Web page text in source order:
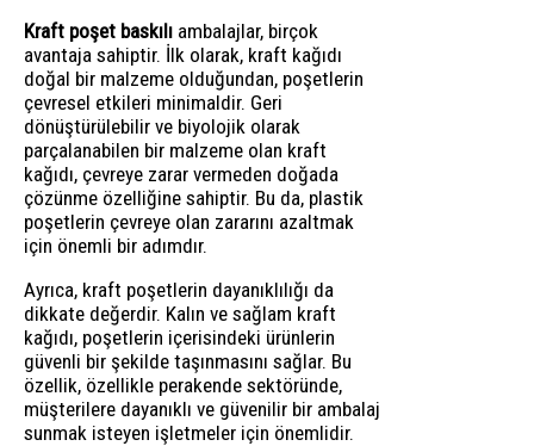
Kraft poşet baskılı ambalajlar, birçok
avantaja sahiptir. İlk olarak, kraft kağıdı
doğal bir malzeme olduğundan, poşetlerin
çevresel etkileri minimaldir. Geri
dönüştürülebilir ve biyolojik olarak
parçalanabilen bir malzeme olan kraft
kağıdı, çevreye zarar vermeden doğada
çözünme özelliğine sahiptir. Bu da, plastik
poşetlerin çevreye olan zararını azaltmak
için önemli bir adımdır.
Ayrıca, kraft poşetlerin dayanıklılığı da
dikkate değerdir. Kalın ve sağlam kraft
kağıdı, poşetlerin içerisindeki ürünlerin
güvenli bir şekilde taşınmasını sağlar. Bu
özellik, özellikle perakende sektöründe,
müşterilere dayanıklı ve güvenilir bir ambalaj
sunmak isteyen işletmeler için önemlidir.